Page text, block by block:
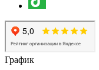
График